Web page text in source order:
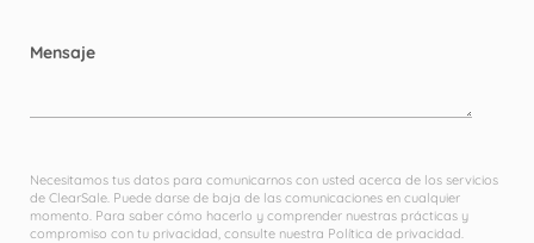
Mensaje
Necesitamos tus datos para comunicarnos con usted acerca de los servicios
de ClearSale. Puede darse de baja de las comunicaciones en cualquier
momento. Para saber cómo hacerlo y comprender nuestras prácticas y
compromiso con tu privacidad, consulte nuestra Política de privacidad.